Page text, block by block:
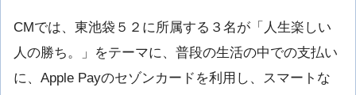
CMでは、東池袋５２に所属する３名が「人生楽しい
人の勝ち。」をテーマに、普段の生活の中での支払い
に、Apple Payのセゾンカードを利用し、スマートな